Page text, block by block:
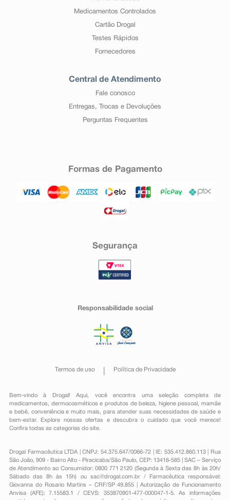
Medicamentos Controlados
Cartão Drogal
Testes Rápidos
Fornecedores
Central de Atendimento
Fale conosco
Entregas, Trocas e Devoluções
Perguntas Frequentes
Formas de Pagamento
Segurança
Responsabilidade social
Termos de uso Política de Privacidade
Bem-vindo à Drogal! Aqui, você encontra uma seleção completa de
medicamentos , dermocosméticos e produtos de beleza, higiene pessoal ,mamãe
e bebê, conveniênciae muito mais, para atender suas necessidades de saúde e
bem-estar. Explore nossas ofertas e descubra o cuidado que você merece!
Confira todas as categorias do site.
Drogal Farmacêutica LTDA | CNPJ: 54.375.647/0066-72 | IE: 535.412.860.113 | Rua
São João, 909 - Bairro Alto - Piracicaba/São Paulo, CEP: 13416-585 | SAC – Serviço
de Atendimento ao Consumidor: 0800 771 2120 (Segunda à Sexta das 8h às 20h/
Sábado das 8h às 15h) ou sac@drogal.com.br/ Farmacêutica responsável:
Giovanna do Rosario Martins – CRF/SP 49.855 | Autorização de Funcionamento
Anvisa (AFE): 7.15583.1 / CEVS: 353870901-477-000047-1-5. As informações